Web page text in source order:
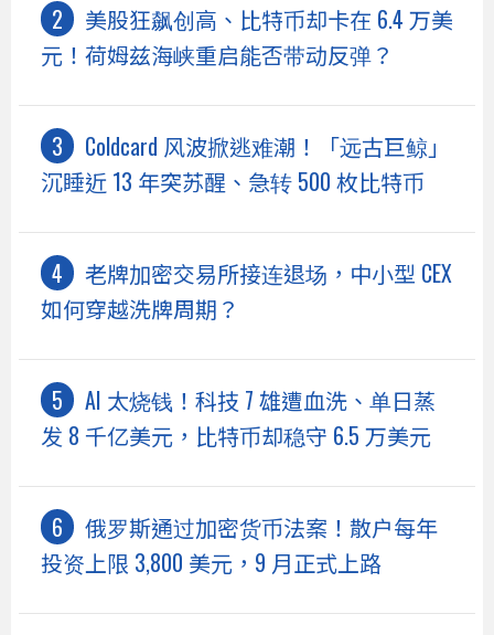
美股狂飙创高、比特币却卡在 6.4 万美
元！荷姆兹海峡重启能否带动反弹？
Coldcard 风波掀逃难潮！「远古巨鲸」
沉睡近 13 年突苏醒、急转 500 枚比特币
老牌加密交易所接连退场，中小型 CEX
如何穿越洗牌周期？
AI 太烧钱！科技 7 雄遭血洗、单日蒸
发 8 千亿美元，比特币却稳守 6.5 万美元
俄罗斯通过加密货币法案！散户每年
投资上限 3,800 美元，9 月正式上路